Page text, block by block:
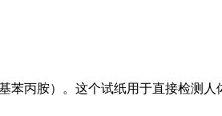
丙胺）。这个试纸用于直接检测